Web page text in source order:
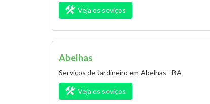
Veja os seviços
Abelhas
Serviços de Jardineiro em Abelhas - BA
Veja os seviços